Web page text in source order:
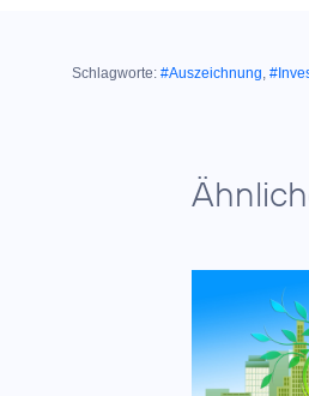
Schlagworte: #Auszeichnung,